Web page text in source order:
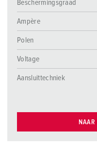
Beschermingsgraad
Ampère
Polen
Voltage
Aansluittechniek
NAAR